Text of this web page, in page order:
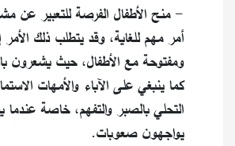
- منح الأطفال الفرصة للتعبير عن
أمر مهم للغاية، وقد يتطلب ذلك
ومفتوحة مع الأطفال، حيث يشعرون
كما ينبغي على الآباء والأمهات
التحلي بالصبر والتفهم، خاصة
يواجهون صعوبات.